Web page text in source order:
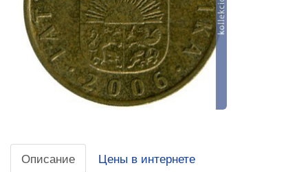
Описание Цены в интернете